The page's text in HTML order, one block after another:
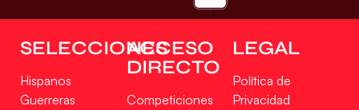
SELECCIONES
Hispanos
Guerreras
ACCESO
DIRECTO
Competiciones
LEGAL
Política de
Privacidad